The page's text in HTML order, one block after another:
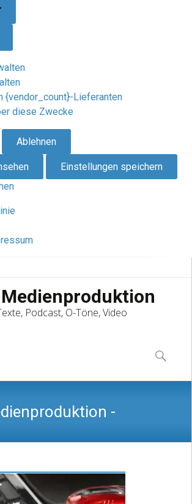
{vendor_count}-Lieferanten
diese Zwecke
Ablehnen
Einstellungen speichern
Podcast, O-Töne, Video
content
Suchen
nach:
-
Texte, Podcast, O-Töne,